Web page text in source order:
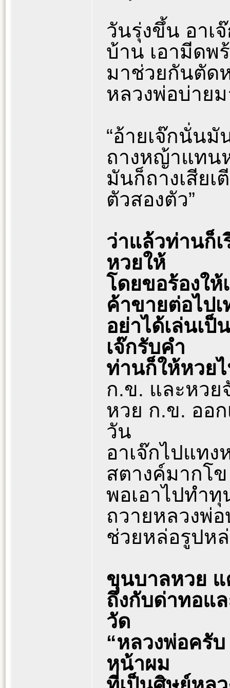
วันรุ่งขึ้น อาเ
บ้าน เอามีดพ
มาช่วยกันตัด
หลวงพ่อบ่าย
“อ้ายเจ๊กนั่นมั
ถางหญ้าแทน
มันก็ถางเสียเ
ตัวสองตัว”
ว่าแล้วท่านก็เ
หวยให้
โดยขอร้องให้
ค้าขายต่อไป
อย่าได้เล่นเ
เจ๊กรับคำ
ท่านก็ให้หวย
ก.ข. และหวย
หวย ก.ข. ออ
วัน
อาเจ๊กไปแท
สตางค์มากโข
พอเอาไปทำ
ถวายหลวงพ่อ
ช่วยหล่อรูปห
ขุนบาลหวย แ
ถึงกับด่าทอแ
วัด
“หลวงพ่อครั
หน้าผม